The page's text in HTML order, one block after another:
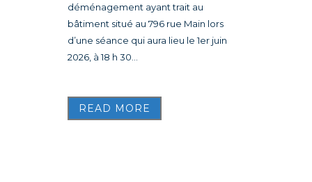
déménagement ayant trait au
bâtiment situé au 796 rue Main lors
d’une séance qui aura lieu le 1er juin
2026, à 18 h 30...
READ MORE